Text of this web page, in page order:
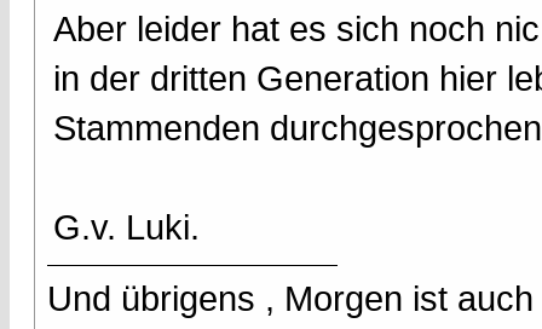
Aber leider hat es sich noch
in der dritten Generation hier
Stammenden
G.v. Luki.
Und übrigens , Morgen ist